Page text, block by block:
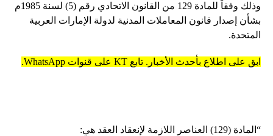
وذلك وفقاً للمادة 129 من القانون الاتحادي رقم (5) لسنة 1985م
بشأن إصدار قانون المعاملات المدنية لدولة الإمارات العربية
المتحدة.
ابق على اطلاع بأحدث الأخبار. تابع KT على قنوات WhatsApp.
“المادة (129) العناصر اللازمة لإنعقاد العقد هي: